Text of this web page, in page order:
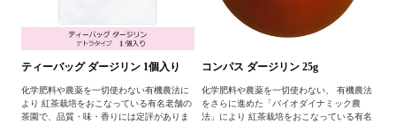
ティーバッグ ダージリン 1個入り
化学肥料や農薬を一切使わない有機農法に
より 紅茶栽培をおこなっている有名老舗の
茶園で、品質・味・香りには定評がありま
コンパス ダージリン 25g
化学肥料や農薬を一切使わない、 有機農法
をさらに進めた「バイオダイナミック農
法」により 紅茶栽培をおこなっている有名